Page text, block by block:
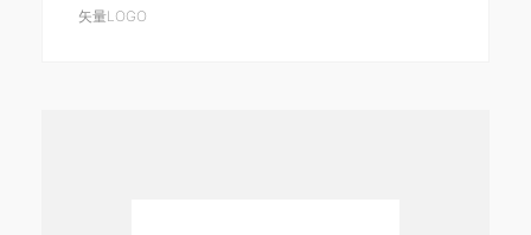
矢量LOGO